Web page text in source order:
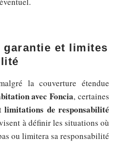
garantie et limites
la couverture étendue
avec Foncia, certaines
limitations de responsabilité
à définir les situations où
ou limitera sa responsabilité